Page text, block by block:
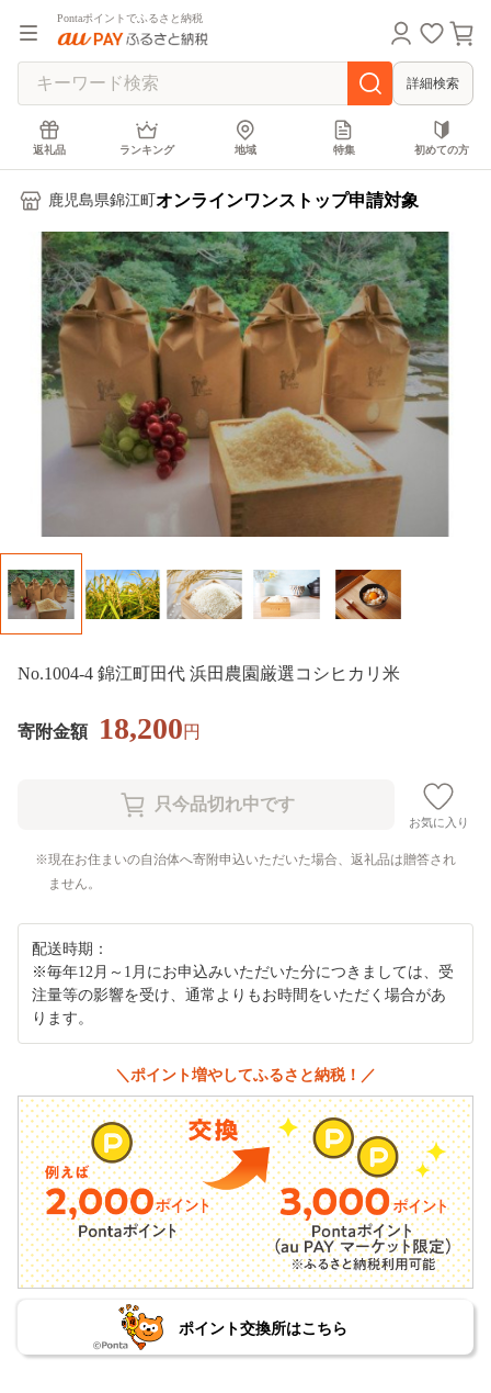
Pontaポイントでふるさと納税
詳細検索
返礼品 ランキング 地域 特集 初めての方
鹿児島県錦江町 オンラインワンストップ申請対象
No.1004-4 錦江町田代 浜田農園厳選コシヒカリ米
寄附金額 18,200円
お気に入り
現在お住まいの自治体へ寄附申込いただいた場合、返礼品は贈答され
ません。
配送時期：
※毎年12月～1月にお申込みいただいた分につきましては、受
注量等の影響を受け、通常よりもお時間をいただく場合があ
ります。
＼ポイント増やしてふるさと納税！／
ポイント交換所はこちら